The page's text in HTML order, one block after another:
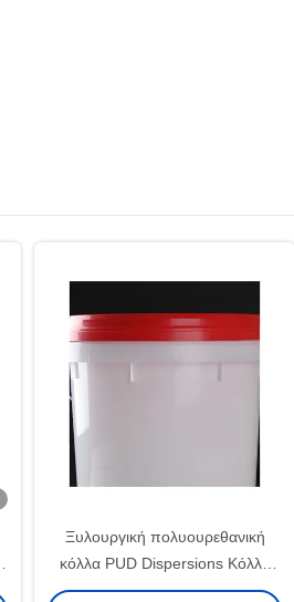
Ξυλουργική πολυουρεθανική
κόλλα PUD Dispersions Κόλλα
κενού καπλαμά με βάση το νερό